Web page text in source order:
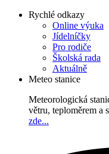
Rychlé odkazy
Online výuka
Jídelníčky
Pro rodiče
Školská rada
Aktuálně
Meteo stanice
Meteorologická
větru, teploměrem a
zde...